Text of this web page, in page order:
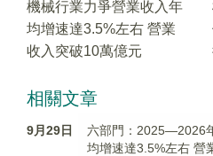
機械行業力爭營業收入年
均增速達3.5%左右 營業
收入突破10萬億元
相關文章
9月29日
六部門：2025—2026
均增速達3.5%左右 營